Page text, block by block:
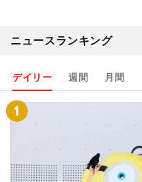
ニュースランキング
デイリー 週間 月間